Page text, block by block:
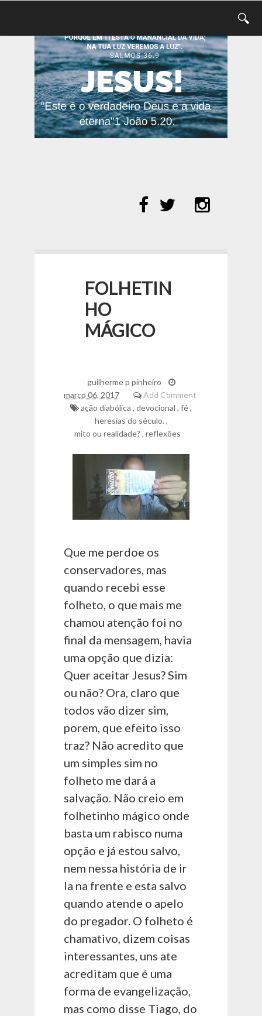
FOLHETIN
HO
MÁGICO
guilherme p pinheiro
março 06, 2017
Add Comment
ação diabólica , devocional , fé,
heresias do século. ,
mito ou realidade? , reflexões
Que me perdoe os
conservadores, mas
quando recebi esse
folheto, o que mais me
chamou atenção foi no
final da mensagem, havia
uma opção que dizia:
Quer aceitar Jesus? Sim
ou não? Ora, claro que
todos vão dizer sim,
porem, que efeito isso
traz? Não acredito que
um simples sim no
folheto me dará a
salvação. Não creio em
folhetinho mágico onde
basta um rabisco numa
opção e já estou salvo,
nem nessa história de ir
la na frente e esta salvo
quando atende o apelo
do pregador. O folheto é
chamativo, dizem coisas
interessantes, uns ate
acreditam que é uma
forma de evangelização,
mas como disse Tiago, do